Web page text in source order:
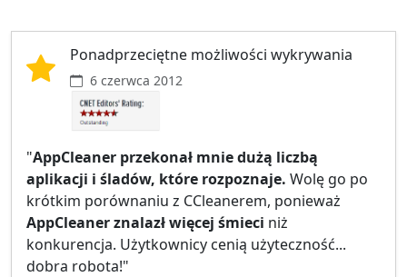
Ponadprzeciętne możliwości wykrywania
6 czerwca 2012
"AppCleaner przekonał mnie dużą liczbą
aplikacji i śladów, które rozpoznaje. Wolę go po
krótkim porównaniu z CCleanerem, ponieważ
AppCleaner znalazł więcej śmieci niż
konkurencja. Użytkownicy cenią użyteczność...
dobra robota!"